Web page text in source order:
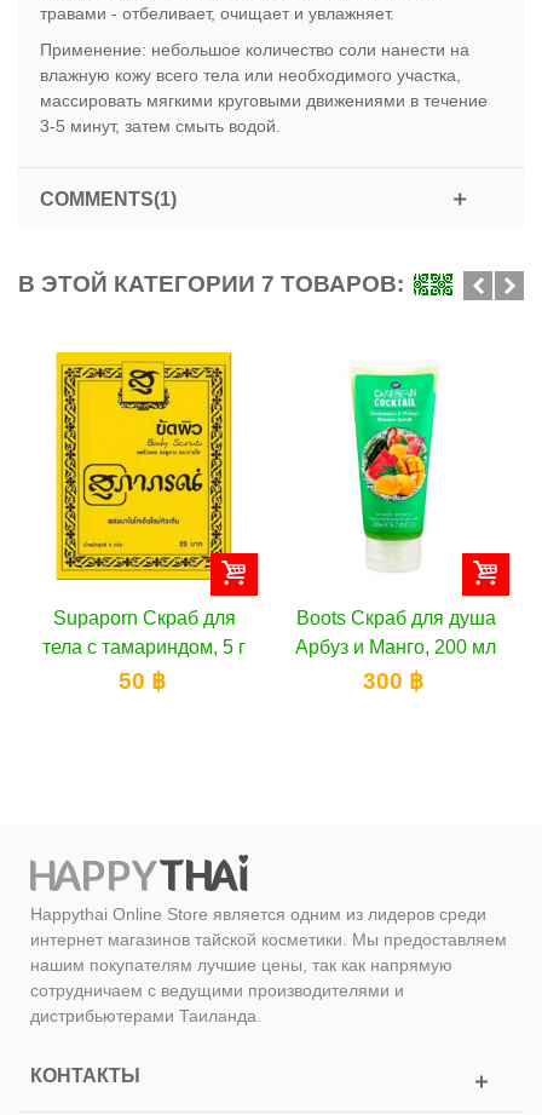
травами - отбеливает, очищает и увлажняет.
Применение: небольшое количество соли нанести на
влажную кожу всего тела или необходимого участка,
массировать мягкими круговыми движениями в течение
3-5 минут, затем смыть водой.
COMMENTS(1)
В ЭТОЙ КАТЕГОРИИ 7 ТОВАРОВ:
Boots Скраб для душа
Арбуз и Манго, 200 мл
300 ฿
Boots Сахарный скраб
с арбузом и манго, 200
мл
Happythai Online Store является одним из лидеров среди
интернет магазинов тайской косметики. Мы предоставляем
нашим покупателям лучшие цены, так как напрямую
сотрудничаем с ведущими производителями и
дистрибьютерами Таиланда.
КОНТАКТЫ